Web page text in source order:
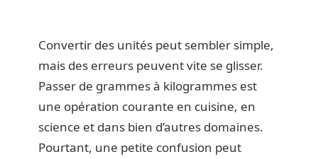
Convertir des unités peut sembler simple,
mais des erreurs peuvent vite se glisser.
Passer de grammes à kilogrammes est
une opération courante en cuisine, en
science et dans bien d’autres domaines.
Pourtant, une petite confusion peut